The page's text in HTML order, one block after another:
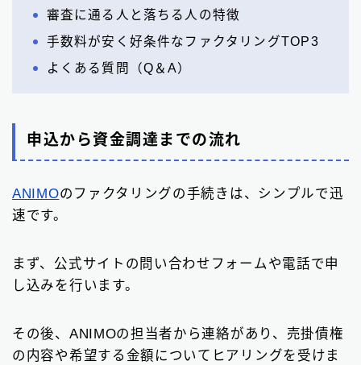
審査に通る人と落ちる人の特徴
手数料が安く好条件なファクタリングTOP3
よくある質問（Q＆A）
申込から資金調達までの流れ
ANIMOのファクタリングの手続きは、シンプルで迅
速です。
まず、公式サイトの問い合わせフォームや電話で申
し込みを行います。
その後、ANIMOの担当者から連絡があり、売掛債権
の内容や希望する金額についてヒアリングを受けま